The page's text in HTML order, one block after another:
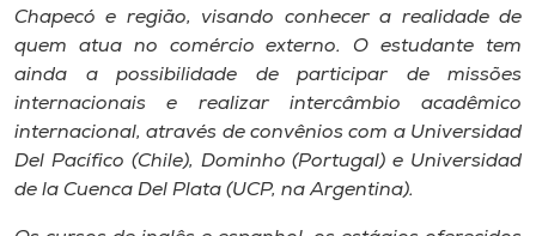
Chapecó e região, visando conhecer a realidade de
quem atua no comércio externo. O estudante tem
ainda a possibilidade de participar de missões
internacionais e realizar intercâmbio acadêmico
internacional, através de convênios com a Universidad
Del Pacífico (Chile), Dominho (Portugal) e Universidad
de la Cuenca Del Plata (UCP, na Argentina).